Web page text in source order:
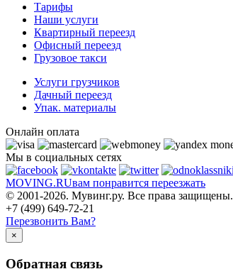
Тарифы
Наши услуги
Квартирный переезд
Офисный переезд
Грузовое такси
Услуги грузчиков
Дачный переезд
Упак. материалы
Онлайн оплата
Мы в социальных сетях
MOVING.RUвам понравится переезжать
© 2001-2026. Мувинг.ру. Все права защищены.
+7 (499) 649-72-21
Перезвонить Вам?
×
Обратная связь